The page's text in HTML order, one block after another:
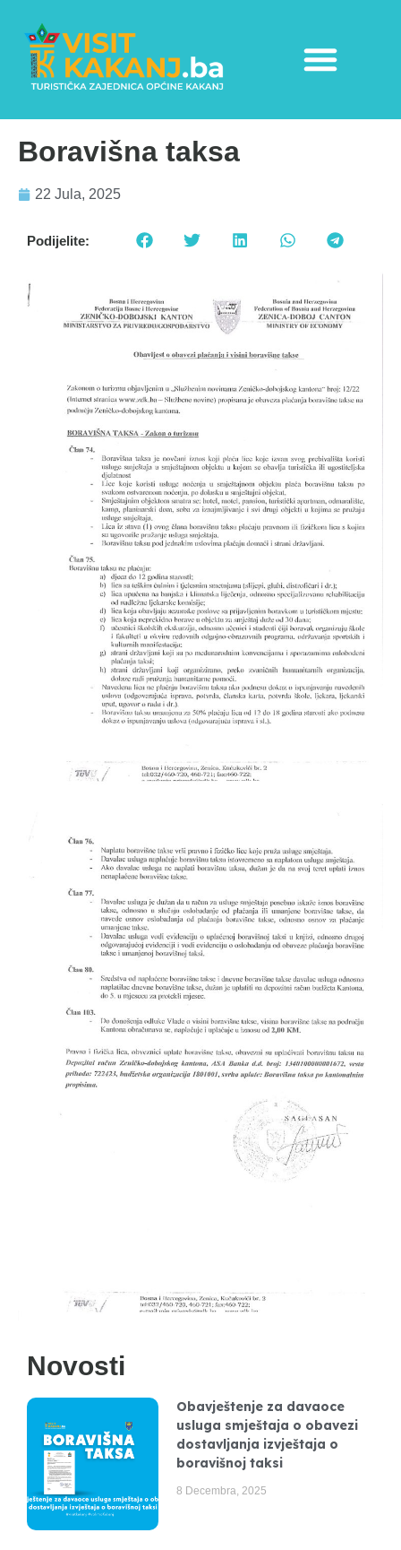
Boravišna taksa
22 Jula, 2025
Podijelite:
Novosti
Obavještenje za davaoce
usluga smještaja o obavezi
dostavljanja izvještaja o
boravišnoj taksi
8 Decembra, 2025